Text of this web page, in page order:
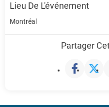
Lieu De L'événement
Montréal
Partager